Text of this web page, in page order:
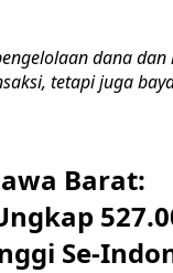
dana
tetapi juga
Barat:
Se-